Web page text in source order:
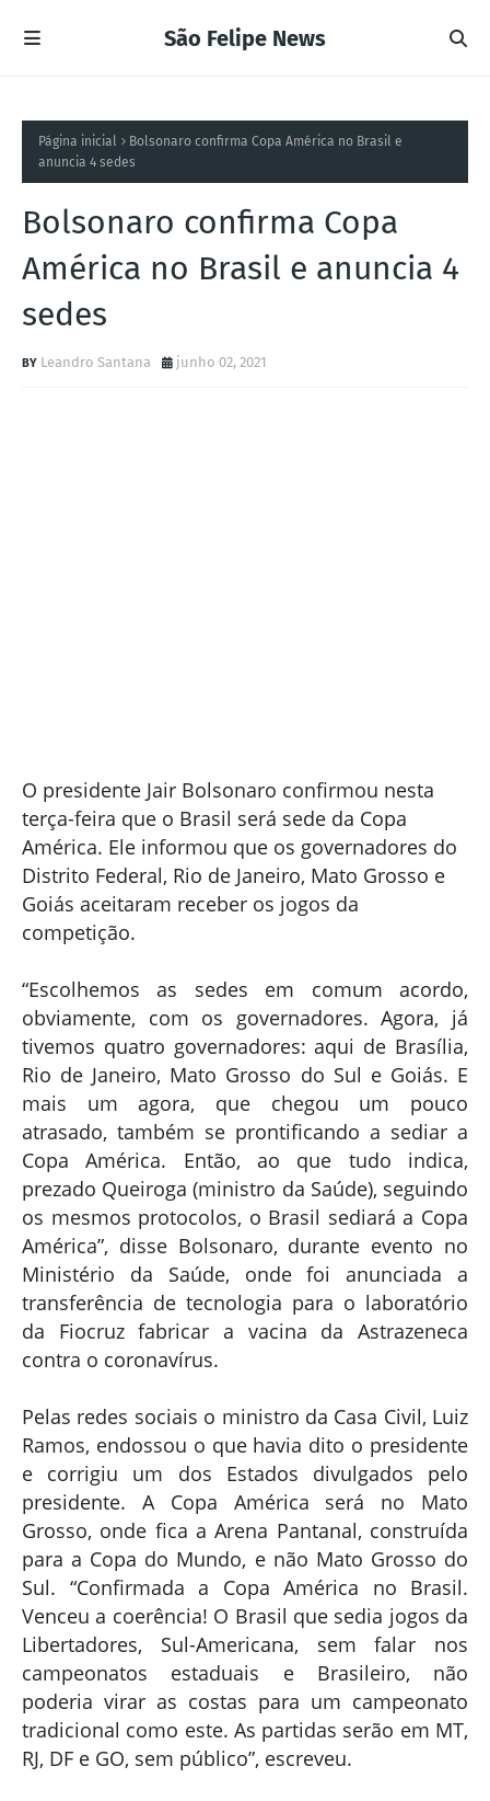
São Felipe News
Página inicial
Bolsonaro confirma Copa América no Brasil e
anuncia 4 sedes
Bolsonaro confirma Copa
América no Brasil e anuncia 4
sedes
Leandro Santana junho 02, 2021
O presidente Jair Bolsonaro confirmou nesta
terça-feira que o Brasil será sede da Copa
América. Ele informou que os governadores do
Distrito Federal, Rio de Janeiro, Mato Grosso e
Goiás aceitaram receber os jogos da
competição.
“Escolhemos as sedes em comum acordo,
obviamente, com os governadores. Agora, já
tivemos quatro governadores: aqui de Brasília,
Rio de Janeiro, Mato Grosso do Sul e Goiás. E
mais um agora, que chegou um pouco
atrasado, também se prontificando a sediar a
Copa América. Então, ao que tudo indica,
prezado Queiroga (ministro da Saúde), seguindo
os mesmos protocolos, o Brasil sediará a Copa
América”, disse Bolsonaro, durante evento no
Ministério da Saúde, onde foi anunciada a
transferência de tecnologia para o laboratório
da Fiocruz fabricar a vacina da Astrazeneca
contra o coronavírus.
Pelas redes sociais o ministro da Casa Civil, Luiz
Ramos, endossou o que havia dito o presidente
e corrigiu um dos Estados divulgados pelo
presidente. A Copa América será no Mato
Grosso, onde fica a Arena Pantanal, construída
para a Copa do Mundo, e não Mato Grosso do
Sul. “Confirmada a Copa América no Brasil.
Venceu a coerência! O Brasil que sedia jogos da
Libertadores, Sul-Americana, sem falar nos
campeonatos estaduais e Brasileiro, não
poderia virar as costas para um campeonato
tradicional como este. As partidas serão em MT,
RJ, DF e GO, sem público”, escreveu.